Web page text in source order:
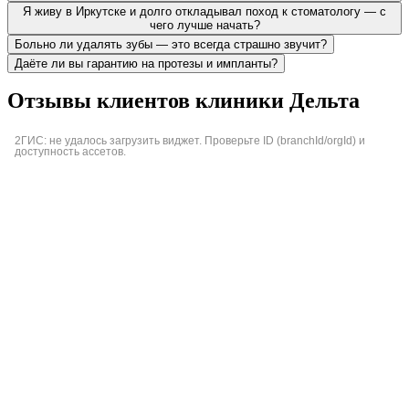
Я живу в Иркутске и долго откладывал поход к стоматологу — с
чего лучше начать?
Больно ли удалять зубы — это всегда страшно звучит?
Даёте ли вы гарантию на протезы и импланты?
Отзывы клиентов клиники Дельта